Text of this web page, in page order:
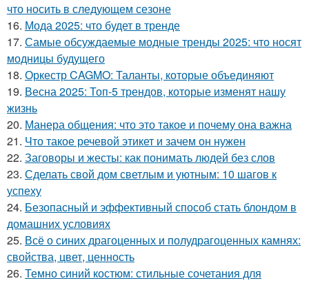
что носить в следующем сезоне
16. Мода 2025: что будет в тренде
17. Самые обсуждаемые модные тренды 2025: что носят
модницы будущего
18. Оркестр CAGMO: Таланты, которые объединяют
19. Весна 2025: Топ-5 трендов, которые изменят нашу
жизнь
20. Манера общения: что это такое и почему она важна
21. Что такое речевой этикет и зачем он нужен
22. Заговоры и жесты: как понимать людей без слов
23. Сделать свой дом светлым и уютным: 10 шагов к
успеху
24. Безопасный и эффективный способ стать блондом в
домашних условиях
25. Всё о синих драгоценных и полудрагоценных камнях:
свойства, цвет, ценность
26. Темно синий костюм: стильные сочетания для